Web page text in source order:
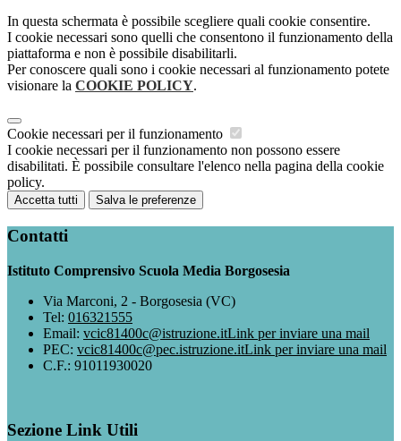
In questa schermata è possibile scegliere quali cookie consentire.
I cookie necessari sono quelli che consentono il funzionamento della
piattaforma e non è possibile disabilitarli.
Per conoscere quali sono i cookie necessari al funzionamento potete
visionare la COOKIE POLICY.
Cookie necessari per il funzionamento
I cookie necessari per il funzionamento non possono essere
disabilitati. È possibile consultare l'elenco nella pagina della cookie
policy.
Accetta tutti Salva le preferenze
Contatti
Istituto Comprensivo Scuola Media Borgosesia
Via Marconi, 2 - Borgosesia (VC)
Tel: 016321555
Email: vcic81400c@istruzione.itLink per inviare una mail
PEC: vcic81400c@pec.istruzione.itLink per inviare una mail
C.F.: 91011930020
Sezione Link Utili